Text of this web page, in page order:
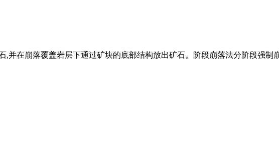
,并在崩落覆盖岩层下通过矿块的底部结构放出矿石。阶段崩落法分阶段强制